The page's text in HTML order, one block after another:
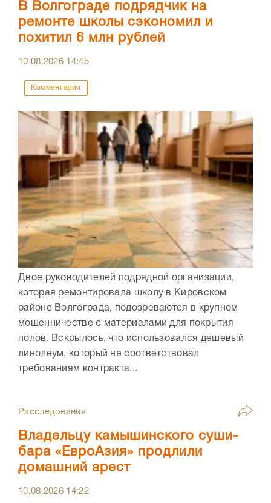
В Волгограде подрядчик на
ремонте школы сэкономил и
похитил 6 млн рублей
10.08.2026 14:45
Комментарии
Двое руководителей подрядной организации,
которая ремонтировала школу в Кировском
районе Волгограда, подозреваются в крупном
мошенничестве с материалами для покрытия
полов. Вскрылось, что использовался дешевый
линолеум, который не соответствовал
требованиям контракта...
Расследования
Владельцу камышинского суши-
бара «ЕвроАзия» продлили
домашний арест
10.08.2026 14:22